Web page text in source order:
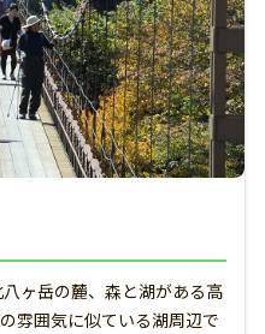
ヶ岳の麓、森と湖がある高
雰囲気に似ている湖周辺で